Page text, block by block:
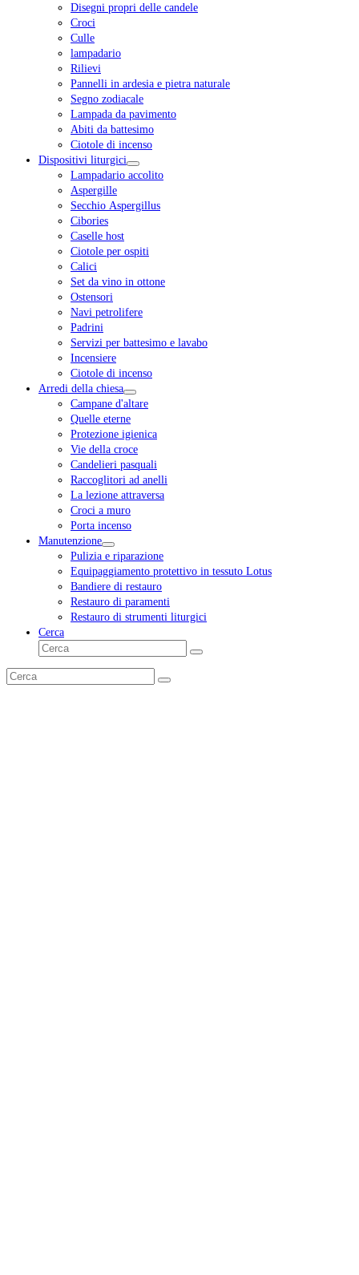
Disegni propri delle candele
Croci
Culle
lampadario
Rilievi
Pannelli in ardesia e pietra naturale
Segno zodiacale
Lampada da pavimento
Abiti da battesimo
Ciotole di incenso
Dispositivi liturgici
Lampadario accolito
Aspergille
Secchio Aspergillus
Cibories
Caselle host
Ciotole per ospiti
Calici
Set da vino in ottone
Ostensori
Navi petrolifere
Padrini
Servizi per battesimo e lavabo
Incensiere
Ciotole di incenso
Arredi della chiesa
Campane d'altare
Quelle eterne
Protezione igienica
Vie della croce
Candelieri pasquali
Raccoglitori ad anelli
La lezione attraversa
Croci a muro
Porta incenso
Manutenzione
Pulizia e riparazione
Equipaggiamento protettivo in tessuto Lotus
Bandiere di restauro
Restauro di paramenti
Restauro di strumenti liturgici
Cerca
Cerca
Invia
Cerca
Invia